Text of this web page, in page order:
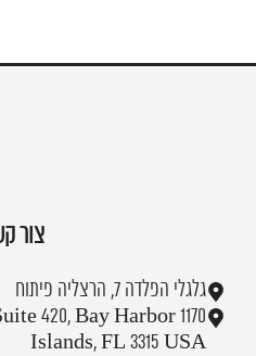
צור
גלגלי הפלדה 7, הרצליה פיתוח
Suite 420, Bay Harbor
Islands, FL 3315 USA